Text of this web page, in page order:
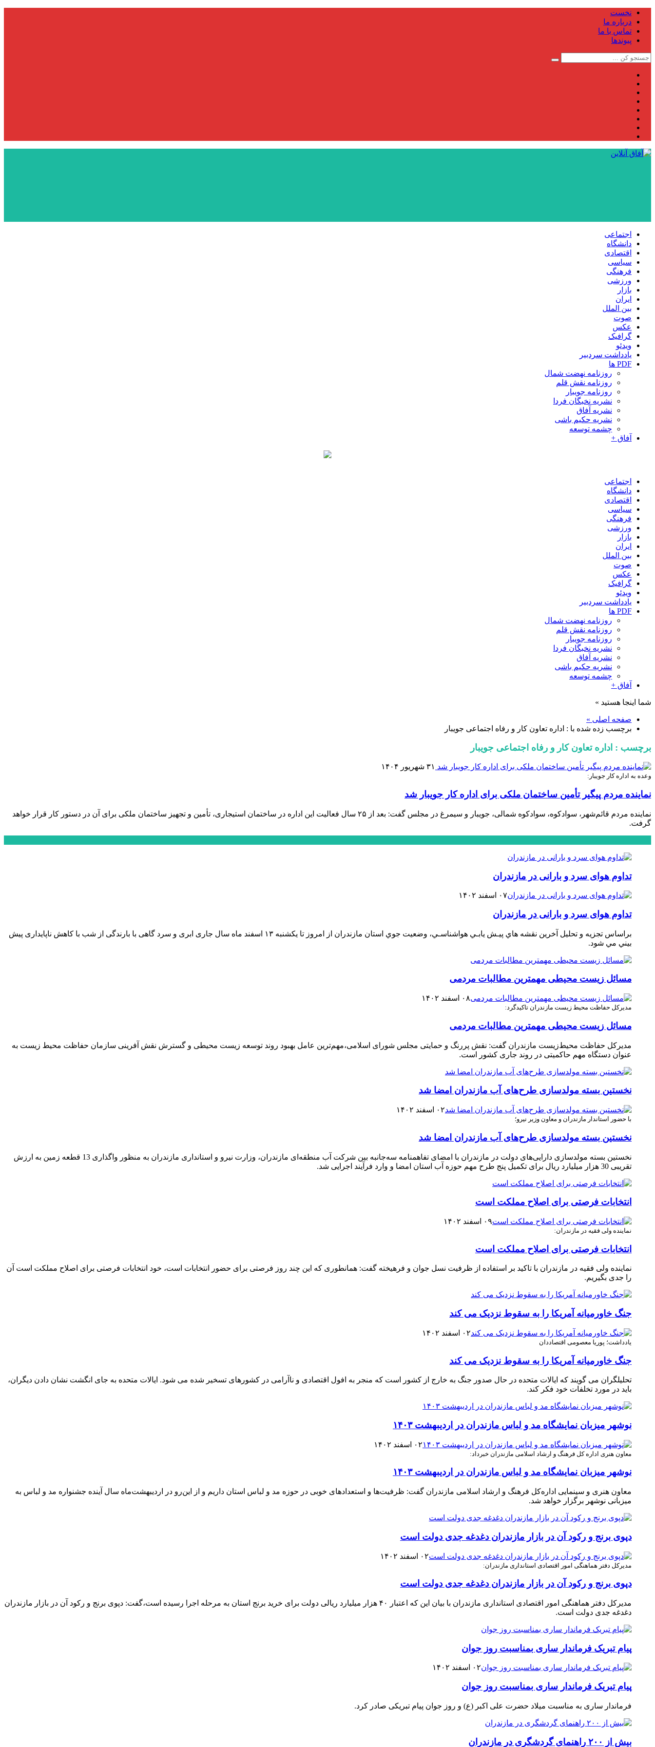
نخست
درباره ما
تماس با ما
پیوندها
اجتماعی
دانشگاه
اقتصادی
سیاسی
فرهنگی
ورزشی
بازار
ایران
بین الملل
صوت
عکس
گرافیک
ویدئو
یادداشت سردبیر
PDF ها
روزنامه نهضت شمال
روزنامه نقش قلم
روزنامه جویبار
نشریه نخبگان فردا
نشریه آفاق
نشریه حکیم باشی
چشمه توسعه
آفاق +
اجتماعی
دانشگاه
اقتصادی
سیاسی
فرهنگی
ورزشی
بازار
ایران
بین الملل
صوت
عکس
گرافیک
ویدئو
یادداشت سردبیر
PDF ها
روزنامه نهضت شمال
روزنامه نقش قلم
روزنامه جویبار
نشریه نخبگان فردا
نشریه آفاق
نشریه حکیم باشی
چشمه توسعه
آفاق +
شما اینجا هستید »
صفحه اصلی »
برچسب زده شده با : اداره تعاون کار و رفاه اجتماعی جویبار
برچسب : اداره تعاون کار و رفاه اجتماعی جویبار
۳۱ شهریور ۱۴۰۴
وعده به اداره کار جویبار:
نماینده مردم پیگیر تأمین ساختمان ملکی برای اداره کار جویبار شد
نماینده مردم قائم‌شهر، سوادکوه، سوادکوه شمالی، جویبار و سیمرغ در مجلس گفت: بعد از ۲۵ سال فعالیت این اداره در ساختمان استیجاری، تأمین و تجهیز ساختمان ملکی برای آن در دستور کار قرار خواهد
گرفت.
تداوم هوای سرد و بارانی در مازندران
۰۷ اسفند ۱۴۰۲
تداوم هوای سرد و بارانی در مازندران
براساس تجزیه و تحلیل آخرین نقشه هاي پيـش يابـي هواشناسـي، وضعيت جوي استان مازندران از امروز تا یکشنبه ۱۳ اسفند ماه سال جاری ابری و سرد گاهی با بارندگی از شب با کاهش ناپایداری پيش
‏بيني مي‏ شود.
مسائل زیست محیطی مهمترین مطالبات مردمی
۰۸ اسفند ۱۴۰۲
مدیرکل حفاظت محیط زیست مازندران تاکید‌گرد:
مسائل زیست محیطی مهمترین مطالبات مردمی
مدیرکل حفاظت محیط‌زیست مازندران گفت: نقش پررنگ و حمایتی مجلس شورای اسلامی،مهم‌ترین عامل بهبود روند توسعه زیست محیطی و گسترش نقش آفرینی سازمان حفاظت محیط زیست به
عنوان دستگاه مهم حاکمیتی در روند جاری کشور است.
نخستین بسته مولدسازی طرح‌های آب مازندران امضا شد
۰۲ اسفند ۱۴۰۲
با حضور استاندار مازندران و معاون وزیر نیرو؛
نخستین بسته مولدسازی طرح‌های آب مازندران امضا شد
نخستین بسته مولدسازی دارایی‌های دولت در مازندران با امضای تفاهمنامه سه‌جانبه بین شرکت آب منطقه‌ای مازندران، وزارت نیرو و استانداری مازندران به منظور واگذاری 13 قطعه زمین به ارزش
تقریبی 30 هزار میلیارد ریال برای تکمیل پنج طرح مهم حوزه آب استان امضا و وارد فرآیند اجرایی شد. ‎
انتخابات فرصتی برای اصلاح مملکت است
۰۹ اسفند ۱۴۰۲
نماینده ولی فقیه در مازندران:
انتخابات فرصتی برای اصلاح مملکت است
نماینده ولی فقیه در مازندران با تاکید بر استفاده از ظرفیت نسل جوان و فرهیخته گفت: همانطوری که این چند روز فرصتی برای حضور انتخابات است، خود انتخابات فرصتی برای اصلاح مملکت است آن
را جدی بگیریم.
جنگ خاورمیانه آمریکا را به سقوط نزدیک می کند
۰۲ اسفند ۱۴۰۲
یادداشت؛ پوریا معصومی اقتصاددان
جنگ خاورمیانه آمریکا را به سقوط نزدیک می کند
تحلیلگران می گویند که ایالات متحده در حال صدور جنگ به خارج از کشور است که منجر به افول اقتصادی و ناآرامی در کشورهای تسخیر شده می شود. ایالات متحده به جای انگشت نشان دادن دیگران،
باید در مورد تخلفات خود فکر کند.
نوشهر میزبان نمایشگاه مد و لباس مازندران در اردیبهشت ۱۴۰۳
۰۲ اسفند ۱۴۰۲
معاون هنری اداره‌ کل فرهنگ و ارشاد اسلامی مازندران خبرداد:
نوشهر میزبان نمایشگاه مد و لباس مازندران در اردیبهشت ۱۴۰۳
معاون هنری و سینمایی اداره‌کل فرهنگ و ارشاد اسلامی مازندران گفت: ظرفیت‌ها و استعدادهای خوبی در حوزه مد و لباس استان داریم و از این‌رو در اردیبهشت‌ماه سال آینده جشنواره مد و لباس به
میزبانی نوشهر برگزار خواهد شد.
دپوی برنج و رکود آن در بازار مازندران دغدغه جدی دولت است
۰۲ اسفند ۱۴۰۲
مدیرکل دفتر هماهنگی امور اقتصادی استانداری مازندران:
دپوی برنج و رکود آن در بازار مازندران دغدغه جدی دولت است
مدیرکل دفتر هماهنگی امور اقتصادی استانداری مازندران با بیان این که اعتبار ۴۰ هزار میلیارد ریالی دولت برای خرید برنج استان به مرحله اجرا رسیده است،گفت: دپوی برنج و رکود آن در بازار مازندران
دغدغه جدی دولت است. ‎
پیام تبریک فرماندار ساری بمناسبت روز جوان
۰۲ اسفند ۱۴۰۲
پیام تبریک فرماندار ساری بمناسبت روز جوان
فرماندار ساری به مناسبت میلاد حضرت علی اکبر (ع) و روز جوان پیام تبریکی صادر کرد. ‎ ‎
بیش از ۲۰۰ راهنمای گردشگری در مازندران